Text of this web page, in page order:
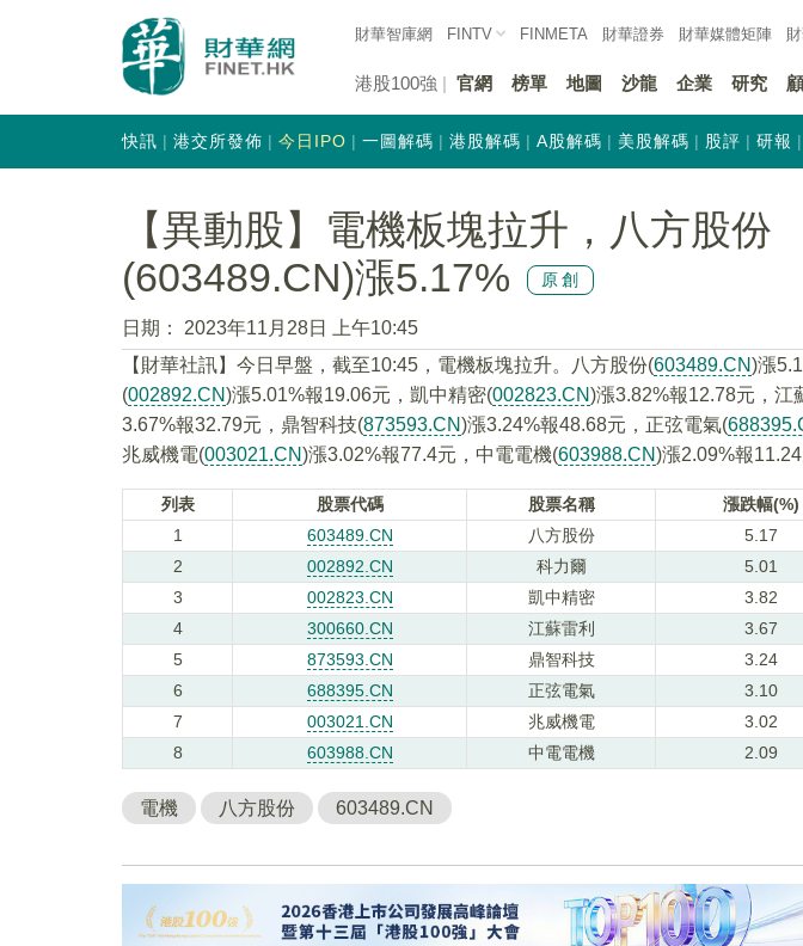
財華智庫網 FINTV FINMETA 財華證券 財華媒體矩陣
港股100強 官網 榜單 地圖 沙龍 企業 研究
快訊 港交所發佈 今日IPO 一圖解碼 港股解碼 A股解碼 美股解碼 股評 研報
【異動股】電機板塊拉升，八方股份
(603489.CN)漲5.17%
原創
日期：
2023年11月28日 上午10:45
【財華社訊】今日早盤，截至10:45，電機板塊拉升。八方股份(603489.CN)漲
(002892.CN)漲5.01%報19.06元，凱中精密(002823.CN)漲3.82%報12.78元，江
3.67%報32.79元，鼎智科技(873593.CN)漲3.24%報48.68元，正弦電氣(
兆威機電(003021.CN)漲3.02%報77.4元，中電電機(603988.CN)漲2.09%報11.24
列表 股票代碼 股票名稱 漲跌幅(%)
1
603489.CN 八方股份 5.17
2
002892.CN 科力爾 5.01
3
002823.CN 凱中精密 3.82
4
300660.CN 江蘇雷利 3.67
5
873593.CN 鼎智科技 3.24
6
688395.CN 正弦電氣 3.10
7
003021.CN 兆威機電 3.02
8
603988.CN 中電電機 2.09
電機 八方股份 603489.CN